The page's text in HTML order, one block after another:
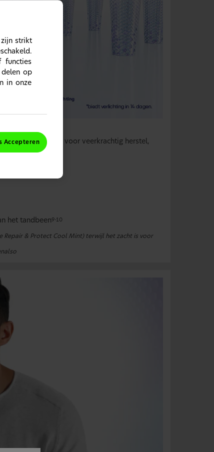
tanden die zorgt voor veerkrachtig herstel,
het tandbeen 9-10
Repair & Protect Cool Mint) terwijl het zacht is voor
zijn strikt
functies
delen op
in onze
Accepteren